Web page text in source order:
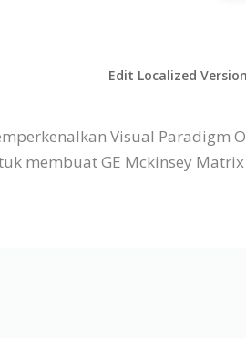
Edit Localized
Visual Paradigm
membuat GE Mckinsey